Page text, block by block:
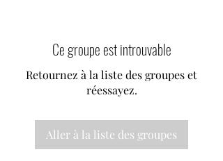
Ce groupe est introuvable
Retournez à la liste des groupes et
réessayez.
Aller à la liste des groupes